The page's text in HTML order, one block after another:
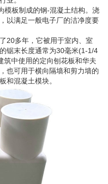
板制成的钢-混凝土结构。浇
以满足一般电子厂的洁净度要
多年，它被用于室内、室
锯末长度通常为30毫米(1-1/4
中使用的定向刨花板和华夫
也可用于横向隔墙和剪力墙的
和混凝土模块。